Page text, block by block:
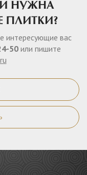
НУЖНА
интересующие вас
50 или пишите